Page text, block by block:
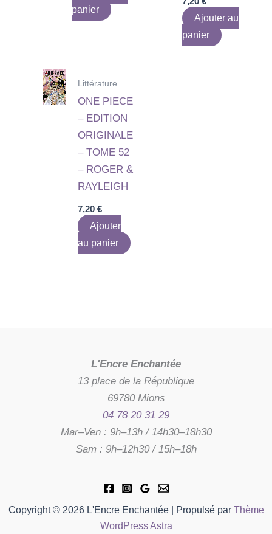
panier
Ajouter au
panier
Littérature
ONE PIECE
– EDITION
ORIGINALE
– TOME 52
– ROGER &
RAYLEIGH
7,20€
Ajouter
au panier
L'Encre Enchantée
13 place de la République
69780 Mions
04 78 20 31 29
Mar–Ven : 9h–13h / 14h30–18h30
Sam : 9h–12h30 / 15h–18h
Copyright © 2026 L'Encre Enchantée | Propulsé par Thème
WordPress Astra